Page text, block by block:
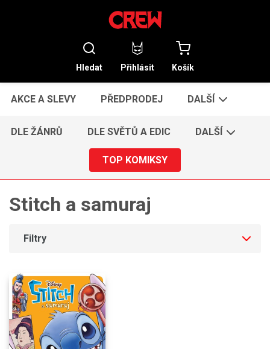
Hledat Přihlásit Košík
AKCE A SLEVY PŘEDPRODEJ DALŠÍ
DLE ŽÁNRŮ DLE SVĚTŮ A EDIC DALŠÍ
TOP KOMIKSY
Stitch a samuraj
Filtry